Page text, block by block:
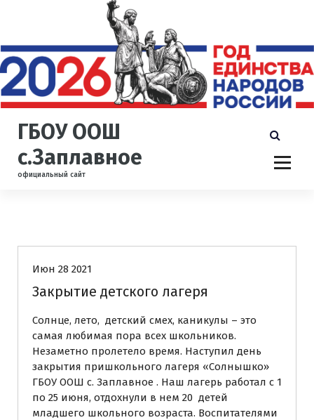
е
й
т
и
ГБОУ ООШ
с.Заплавное
официальный сайт
Июн 28 2021
Закрытие детского лагеря
Солнце, лето, детский смех, каникулы – это
самая любимая пора всех школьников.
Незаметно пролетело время. Наступил день
закрытия пришкольного лагеря «Солнышко»
ГБОУ ООШ с. Заплавное . Наш лагерь работал с 1
по 25 июня, отдохнули в нем 20 детей
младшего школьного возраста. Воспитателями